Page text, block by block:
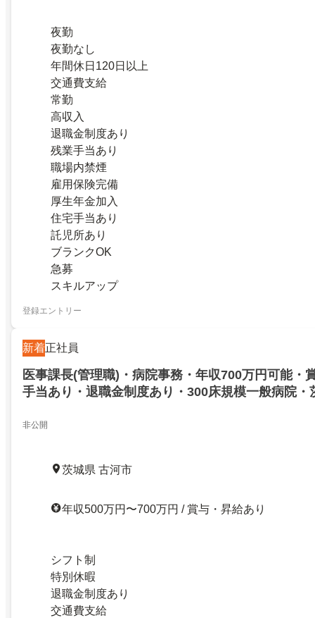
夜勤
夜勤なし
年間休日120日以上
交通費支給
常勤
高収入
退職金制度あり
残業手当あり
職場内禁煙
雇用保険完備
厚生年金加入
住宅手当あり
託児所あり
ブランクOK
急募
スキルアップ
登録エントリー
新着正社員
医事課長(管理職)・病院事務・年収700万円可能・
手当あり・退職金制度あり・300床規模一般病院・
非公開
茨城県 古河市
年収500万円〜700万円 / 賞与・昇給あり
シフト制
特別休暇
退職金制度あり
交通費支給